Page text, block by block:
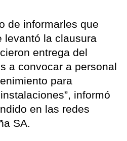
de informarles que
levantó la clausura
entrega del
a convocar a personal
para
informó
en las redes
SA.